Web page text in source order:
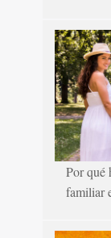
Por qué
familiar